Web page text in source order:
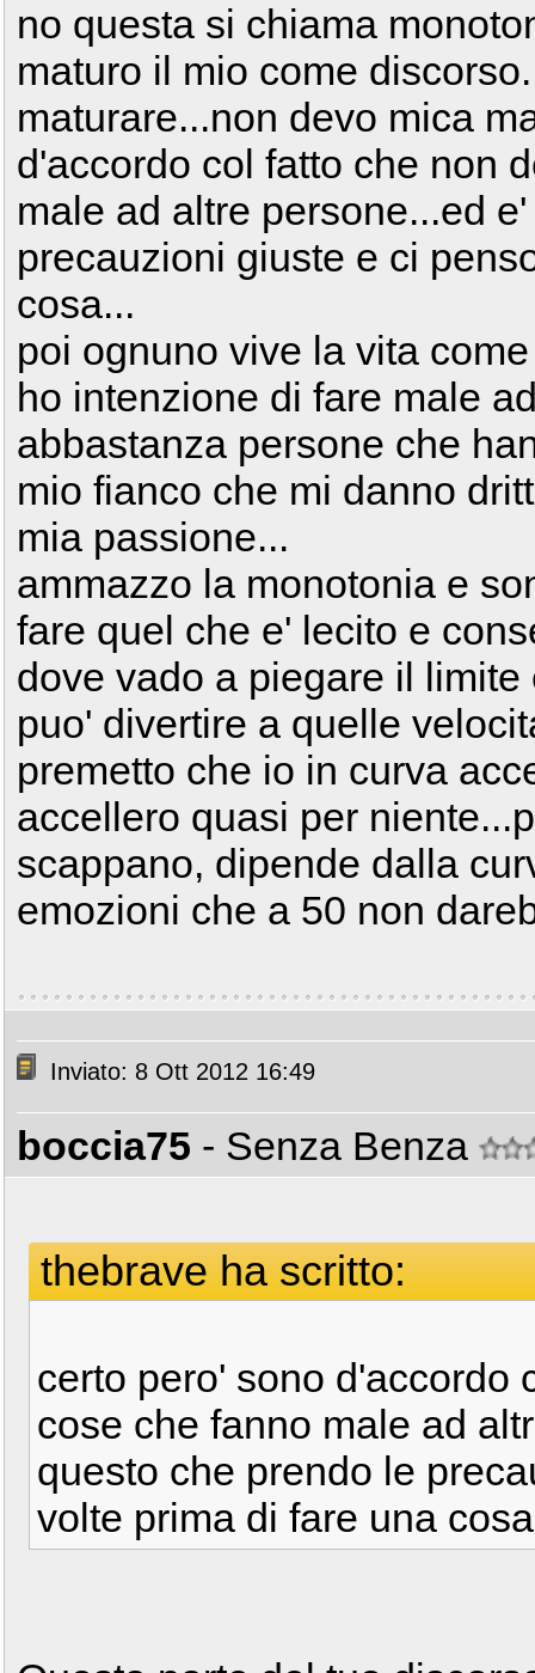
no questa si chiama
maturo il mio come
maturare...non devo mica
d'accordo col fatto che non
male ad altre persone...ed
precauzioni giuste e ci
cosa...
poi ognuno vive la vita
ho intenzione di fare male
abbastanza persone che
mio fianco che mi danno
mia passione...
ammazzo la monotonia e
fare quel che e' lecito e
dove vado a piegare il
puo' divertire a quelle
premetto che io in curva
accellero quasi per
scappano, dipende dalla
emozioni che a 50 non
Inviato: 8 Ott 2012 16:49
boccia75 - Senza Benza
thebrave ha scritto:
certo pero' sono d'accordo
cose che fanno male ad
questo che prendo le
volte prima di fare una